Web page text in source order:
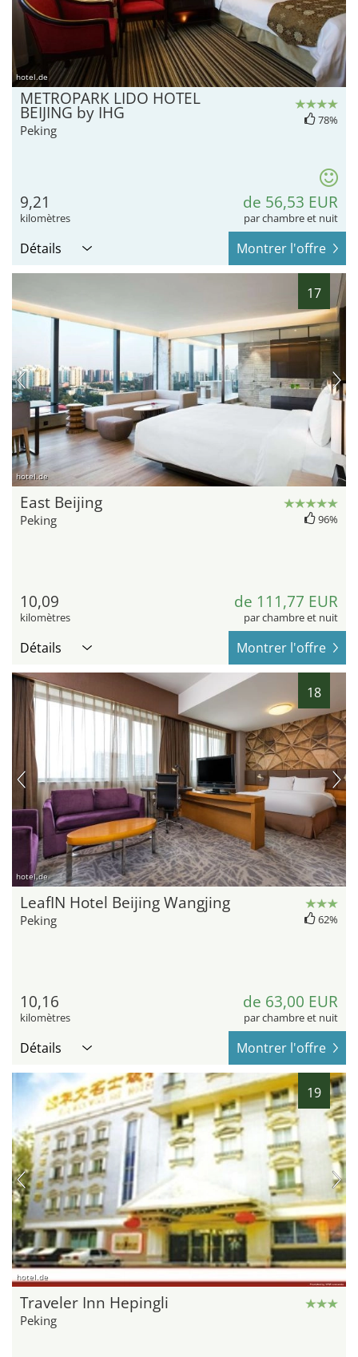
hotel.de
METROPARK LIDO HOTEL
BEIJING by IHG
Peking
78%
9,21
kilomètres
de 56,53 EUR
par chambre et nuit
Détails Montrer l'offre
17
hotel.de
East Beijing
Peking 96%
10,09
kilomètres
de 111,77 EUR
par chambre et nuit
Détails Montrer l'offre
18
hotel.de
LeafIN Hotel Beijing Wangjing
Peking 62%
10,16
kilomètres
de 63,00 EUR
par chambre et nuit
Détails Montrer l'offre
19
hotel.de
Traveler Inn Hepingli
Peking